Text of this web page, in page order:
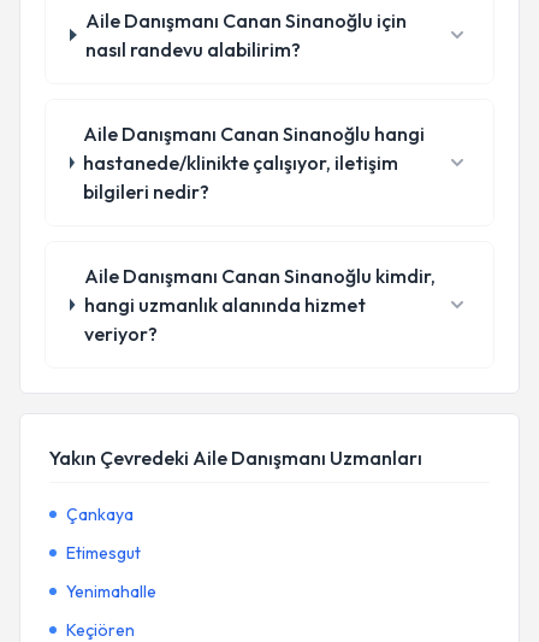
Aile Danışmanı Canan Sinanoğlu için
nasıl randevu alabilirim?
Aile Danışmanı Canan Sinanoğlu hangi
hastanede/klinikte çalışıyor, iletişim
bilgileri nedir?
Aile Danışmanı Canan Sinanoğlu kimdir,
hangi uzmanlık alanında hizmet
veriyor?
Yakın Çevredeki Aile Danışmanı Uzmanları
Çankaya
Etimesgut
Yenimahalle
Keçiören